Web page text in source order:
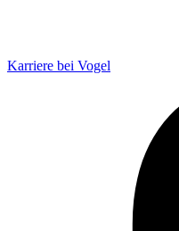
Karriere bei Vogel